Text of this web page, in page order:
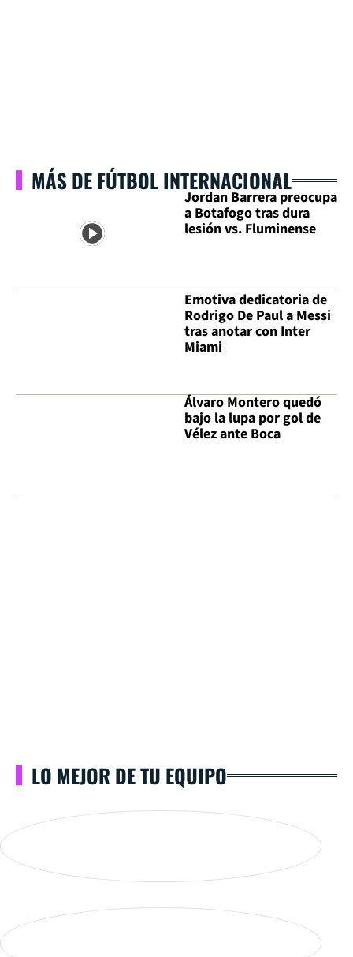
MÁS DE FÚTBOL INTERNACIONAL
Jordan Barrera preocupa
a Botafogo tras dura
lesión vs. Fluminense
Emotiva dedicatoria de
Rodrigo De Paul a Messi
tras anotar con Inter
Miami
Álvaro Montero quedó
bajo la lupa por gol de
Vélez ante Boca
LO MEJOR DE TU EQUIPO